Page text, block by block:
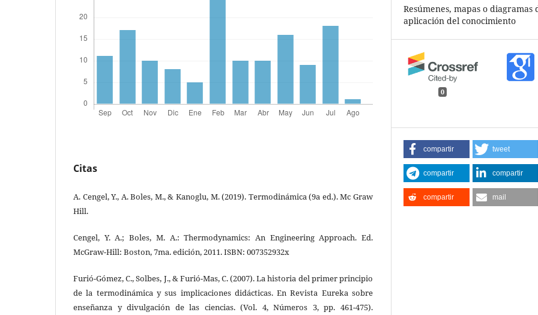
Citas
A. Cengel, Y., A. Boles, M., & Kanoglu, M. (2019). Termodinámica (9a ed.). Mc Graw
Hill.
Cengel, Y. A.; Boles, M. A.: Thermodynamics: An Engineering Approach. Ed.
McGraw-Hill: Boston, 7ma. edición, 2011. ISBN: 007352932x
Furió-Gómez, C., Solbes, J., & Furió-Mas, C. (2007). La historia del primer principio
de la termodinámica y sus implicaciones didácticas. En Revista Eureka sobre
enseñanza y divulgación de las ciencias. (Vol. 4, Números 3, pp. 461-475).
Resúmenes, mapas o diagramas
aplicación del conocimiento
0
compartir tweet
compartir compartir
compartir mail